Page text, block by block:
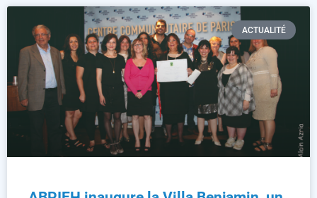
ACTUALITÉ